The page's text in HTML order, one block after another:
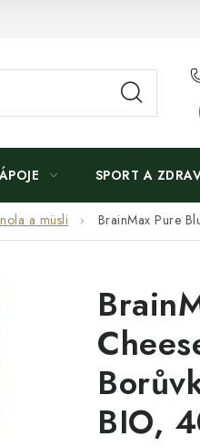
SPORT A
a müsli
BrainMax Pure
BIO,